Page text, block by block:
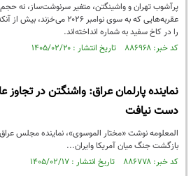
پرآشوب تهران و واشینگتن، متغیر سرنوشت‌ساز، نه
عقربه‌هایی که به سوی نوامبر
را در کاخ سفید به شماره انداخته‌اند.
کد خبر: ۸۸۶۹۶۸ تاریخ انتشار : ۱۴۰۵/۰۲/۲۰
نماینده پارلمان عراق: واشنگتن در
دست نیافت
المعلومه نوشت «مختار الموسوی»، نماینده مجلس
بازگشت جنگ میان آمریکا وایران...
کد خبر: ۸۸۶۷۷۸ تاریخ انتشار : ۱۴۰۵/۰۲/۱۷